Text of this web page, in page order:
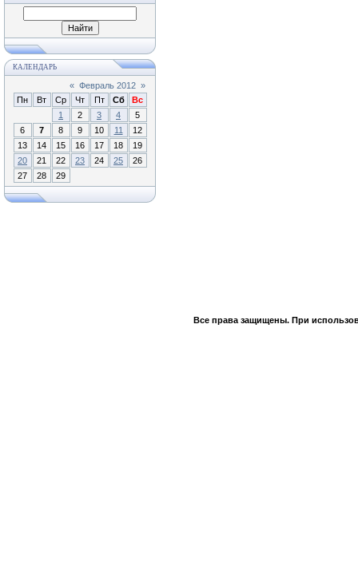
КАЛЕНДАРЬ
« Февраль 2012 »
Пн
Вт Ср Чт Пт Сб
Вс
1
2 3 4
5
6
7 8 9 10 11
12
13
14 15 16 17 18
19
20
21 22 23 24 25
26
27
28 29
Все права защищены. При